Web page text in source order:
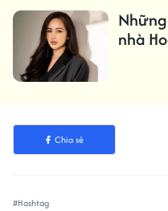
nhà
Chia sẻ
#Hashtag